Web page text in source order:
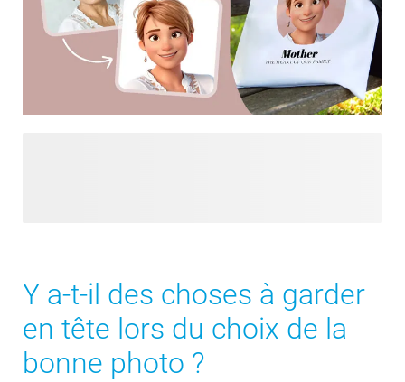
Y a-t-il des choses à garder
en tête lors du choix de la
bonne photo ?